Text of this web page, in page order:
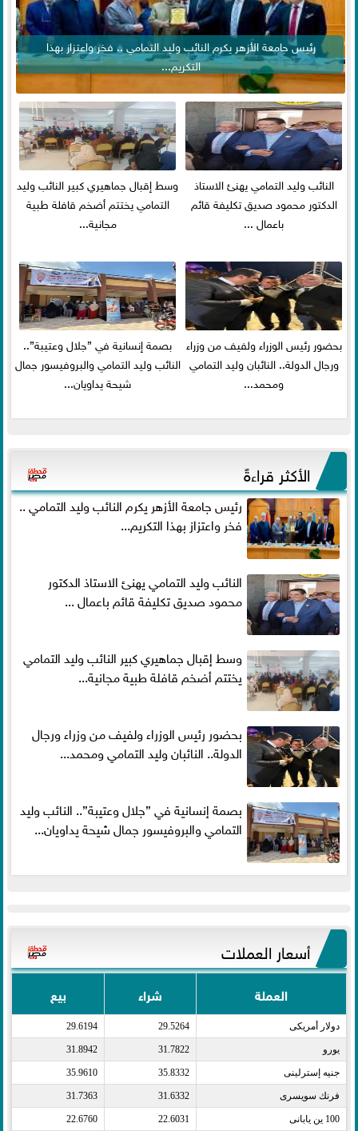
رئيس جامعة الأزهر يكرم النائب وليد التمامي .. فخر واعتزاز بهذا
التكريم...
النائب وليد التمامي يهنئ الاستاذ
الدكتور محمود صديق تكليفة قائم
باعمال ...
وسط إقبال جماهيري كبير النائب وليد
التمامي يختتم أضخم قافلة طبية
مجانية...
بحضور رئيس الوزراء ولفيف من وزراء
ورجال الدولة.. النائبان وليد التمامي
ومحمد...
بصمة إنسانية في ”جلال وعتيبة”..
النائب وليد التمامي والبروفيسور جمال
شيحة يداويان...
الأكثر قراءةً
رئيس جامعة الأزهر يكرم النائب وليد التمامي ..
فخر واعتزاز بهذا التكريم...
النائب وليد التمامي يهنئ الاستاذ الدكتور
محمود صديق تكليفة قائم باعمال ...
وسط إقبال جماهيري كبير النائب وليد التمامي
يختتم أضخم قافلة طبية مجانية...
بحضور رئيس الوزراء ولفيف من وزراء ورجال
الدولة.. النائبان وليد التمامي ومحمد...
بصمة إنسانية في ”جلال وعتيبة”.. النائب وليد
التمامي والبروفيسور جمال شيحة يداويان...
أسعار العملات
العملة شراء بيع
دولار أمريكى​ 29.5264
29.6194
يورو​ 31.7822
31.8942
جنيه إسترلينى​ 35.8332
35.9610
فرنك سويسرى​ 31.6332
31.7363
100 ين يابانى​ 22.6031
22.6760